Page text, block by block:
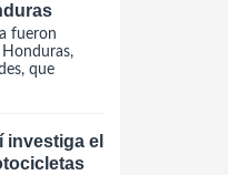
fueron
Honduras,
que
investiga el